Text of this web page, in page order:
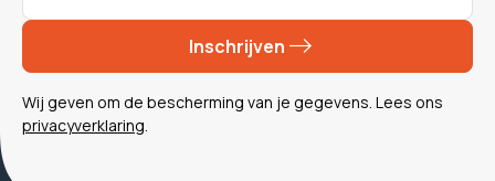
Inschrijven
Wij geven om de bescherming van je gegevens. Lees ons
privacyverklaring.